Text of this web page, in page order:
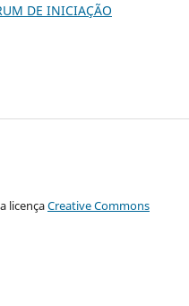
DE INICIAÇÃO
licençaCreative Commons